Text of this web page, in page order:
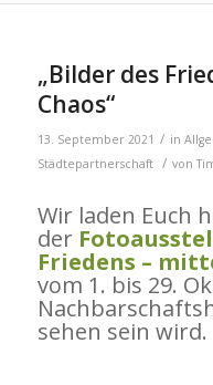
„Bilder des
Chaos“
13. September 2021 / in
Städtepartnerschaft
/ von
Wir laden Euch
der
Friedens –
vom 1. bis 29.
sehen sein wird.